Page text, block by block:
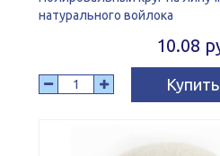
натурального войлока
10.08
Купить